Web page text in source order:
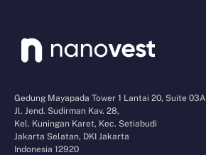
Gedung Mayapada Tower 1 Lantai 20, Suite 03A
Jl. Jend. Sudirman Kav. 28,
Kel. Kuningan Karet, Kec. Setiabudi
Jakarta Selatan, DKI Jakarta
Indonesia 12920